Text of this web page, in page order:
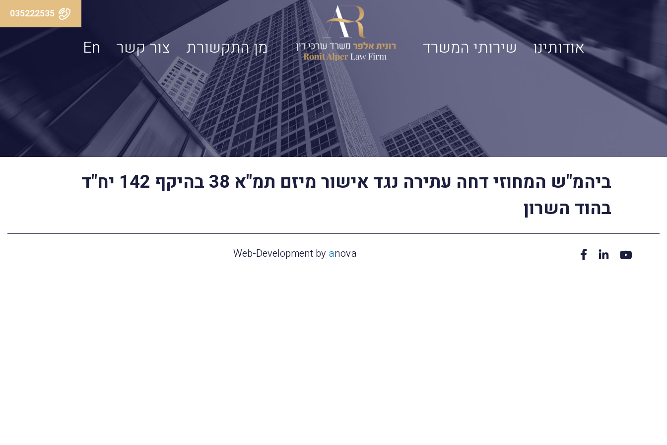
035222535
אודותינו שירותי המשרד מן התקשורת צור קשר En
ביהמ"ש המחוזי דחה עתירה נגד אישור מיזם תמ"א 38 בהיקף 142 יח"ד
בהוד השרון
Web-Development by anova